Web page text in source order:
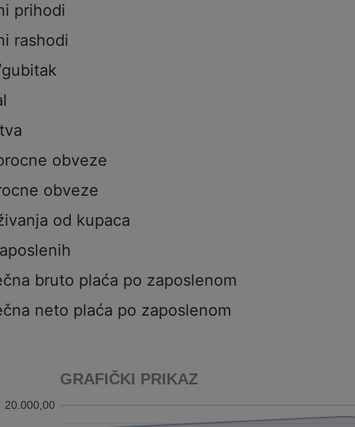
prihodi
rashodi
obveze
obveze
od kupaca
bruto plaća po zaposlenom
neto plaća po zaposlenom
GRAFIČKI PRIKAZ
20.000,00